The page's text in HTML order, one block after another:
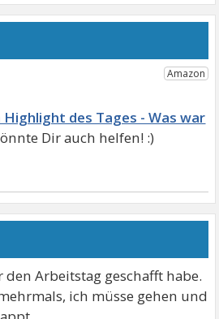
Highlight des Tages - Was war
den Arbeitstag geschafft habe.
ich müsse gehen und